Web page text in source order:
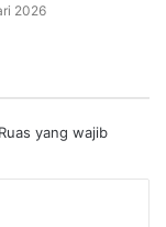
2026
Ruas yang wajib